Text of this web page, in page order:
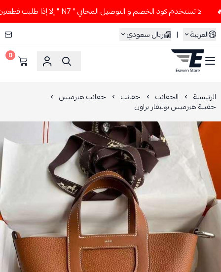
لا تستخدم كود الخصم و التوصيل المجاني " N7 " إلا إذا طلبت قطعتين أو أكثر 👀🔥
العربية
| ريال سعودي
ESEVEN STORE
0
الرئيسية الحقائب حقائب حقائب هيرميس
حقيبة هيرميس بوليفار براون